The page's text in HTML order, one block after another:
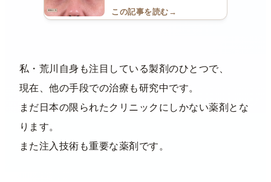
この記事を読む →
私・荒川自身も注目している製剤のひとつで、
現在、他の手段での治療も研究中です。
まだ日本の限られたクリニックにしかない薬剤とな
ります。
また注入技術も重要な薬剤です。